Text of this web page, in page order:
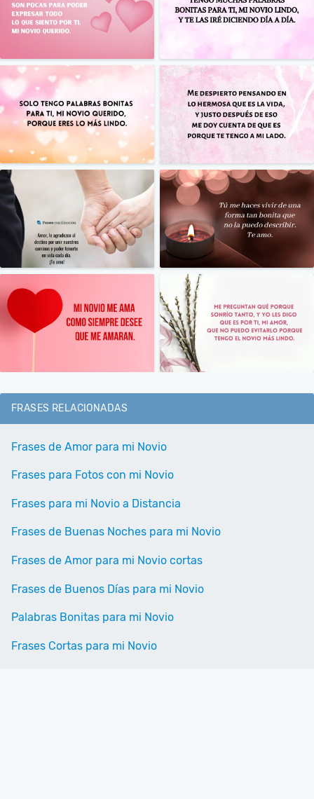
FRASES RELACIONADAS
Frases de Amor para mi Novio
Frases para Fotos con mi Novio
Frases para mi Novio a Distancia
Frases de Buenas Noches para mi Novio
Frases de Amor para mi Novio cortas
Frases de Buenos Días para mi Novio
Palabras Bonitas para mi Novio
Frases Cortas para mi Novio